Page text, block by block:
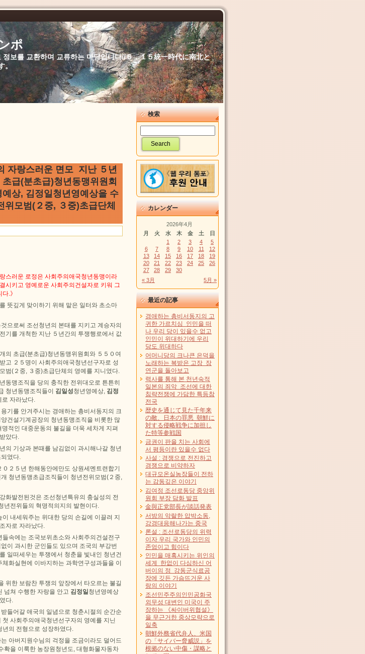
ポ
보를 교환하며 교류하는 마당입니다//６．１５統一時代に南北と
。
자랑스러운 면모 지난 ５년
급(분초급)청년동맹위원회
상, 김정일청년영예상을 수
위모범(２중, ３중)초급단체
스러운 로정은 사회주의애국청년동맹이라
시키고 영예로운 사회주의건설자로 키워 그
.》
뜻깊게 맞이하기 위해 맡은 일터와 초소마
으로써 조선청년의 본태를 지키고 계승자의
기를 개척한 지난 ５년간의 투쟁행로에서 값
의 초급(분초급)청년동맹위원회와 ５５０여
고 ２５명이 사회주의애국청년선구자로 성
범(２중, ３중)초급단체의 영예를 지니였다.
동맹조직을 당의 충직한 전위대오로 튼튼히
청년동맹조직들이 김일성청년영예상, 김정
자라났다.
기를 안겨주시는 경애하는 총비서동지의 크
건설기계공장의 청년동맹조직을 비롯한 많
적인 대중운동의 불길을 더욱 세차게 지펴
았다.
의 기상과 본때를 남김없이 과시해나갈 청년
였다.
２５년 한해동안에만도 상원세멘트련합기
청년동맹초급조직들이 청년전위모범(２중,
화발전된것은 조선청년특유의 충실성의 전
년전위들의 혁명적의지의 발현이다.
내세워주는 위대한 당의 손길에 이끌려 지
자로 자라났다.
속에는 조국보위초소와 사회주의건설전구
이 과시한 군인들도 있으며 조국의 부강번
일떠세우는 투쟁에서 청춘을 빛내인 청년건
화실현에 이바지하는 과학연구성과들을 이
위한 보람찬 투쟁의 앞장에서 타오르는 불길
넘쳐 수행한 자랑을 안고 김정일청년영예상
다.
들어갈 애국의 일념으로 청춘시절의 순간순
사회주의애국청년선구자의 영예를 지닌
의 전형으로 성장하였다.
아버지원수님의 걱정을 조금이라도 덜어드
확을 이룩한 농장원청년도, 대형화물자동차
検索
カレンダー
2026年4月
月
火 水 木 金 土 日
« 3月 5月 »
1 2 3 4
5
6
7 8 9 10 11
12
13
14 15 16 17 18
19
20
21 22 23 24 25
26
27
28 29 30
最近の記事
경애하는 총비서동지의 고
귀한 가르치심 인민을 떠
나 우리 당이 있을수 없고
인민이 위대하기에 우리
당도 위대하다
어머니당의 크나큰 은덕을
노래하는 복받은 고장 장
연군을 돌아보고
력사를 통해 본 천년숙적
일본의 죄악 조선에 대한
침략전쟁에 가담한 특등참
전국
歴史を通じて見た千年来
の敵、日本の罪悪 朝鮮に
対する侵略戦争に加担し
た特等参戦国
금권이 판을 치는 사회에
서 평등이란 있을수 없다
사설 : 경쟁으로 전진하고
경쟁으로 비약하자
대규모온실농장들이 전하
는 감동깊은 이야기
김여정 조선로동당 중앙위
원회 부장 담화 발표
金與正党部長が談話発表
서방의 악랄한 압박소동,
강경대응해나가는 중국
론설 : 조선로동당의 위력
이자 우리 국가와 인민의
존엄이고 힘이다
인민을 매혹시키는 위인의
세계 한없이 다심하신 어
버이의 정 강동군식료공
장에 깃든 가슴뜨거운 사
랑의 이야기
조선민주주의인민공화국
외무성 대변인 미국이 주
장하는 《싸이버위협설》
을 무근거한 중상모략으로
일축
朝鮮外務省代弁人、米国
の「サイバー脅威説」を
根拠のない中傷・謀略と